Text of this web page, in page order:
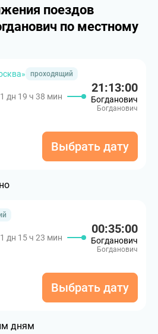
поездов
по местному
проходящий
1 дн 19 ч 38 мин
21:13:00
Богданович
Богданович
Выбрать дату
1 дн 15 ч 23 мин
00:35:00
Богданович
Богданович
Выбрать дату
дням